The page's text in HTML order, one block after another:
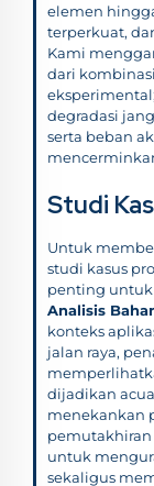
elemen
terperkuat,
Kami
dari
degradasi
serta beban
Studi
Untuk
studi kasus
penting
Analisis
konteks
jalan raya,
dijadikan
menekankan
pemutakhiran
untuk
sekaligus